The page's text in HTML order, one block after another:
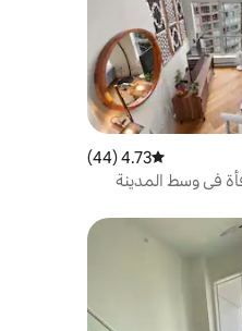
متوسط التقييم 4.73 من 5، 44 مراجعات
4.73 (44)
في وسط المدينة